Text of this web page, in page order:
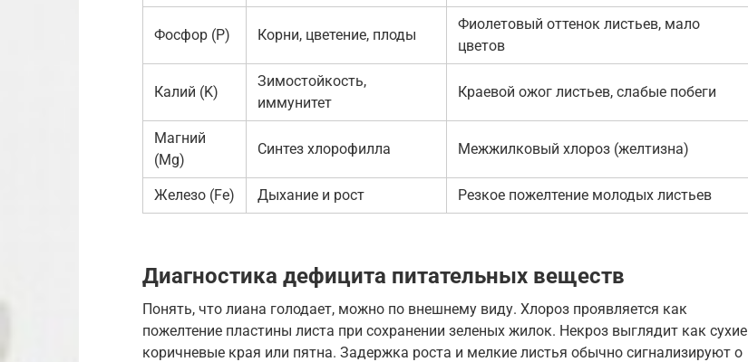
Фосфор (P) Корни, цветение, плоды
Фиолетовый оттенок листьев, мало
цветов
Калий (K)
Зимостойкость,
иммунитет
Краевой ожог листьев, слабые побеги
Магний
(Mg)
Синтез хлорофилла Межжилковый хлороз (желтизна)
Железо (Fe) Дыхание и рост Резкое пожелтение молодых листьев
Диагностика дефицита питательных веществ
Понять, что лиана голодает, можно по внешнему виду. Хлороз проявляется как
пожелтение пластины листа при сохранении зеленых жилок. Некроз выглядит как сухие
коричневые края или пятна. Задержка роста и мелкие листья обычно сигнализируют о